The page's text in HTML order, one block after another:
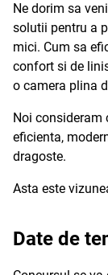
Ne dorim sa
solutii pentru a
mici. Cum sa
confort si de
o camera plina
Noi consideram
eficienta,
dragoste.
Asta este
Date de